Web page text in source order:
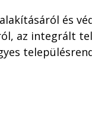
és
az integrált